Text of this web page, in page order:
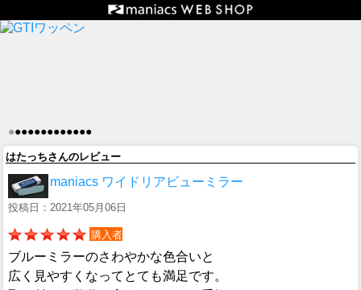
●●●●●●●●●●●●●
はたっちさんのレビュー
maniacs ワイドリアビューミラー
投稿日：2021年05月06日
購入者
ブルーミラーのさわやかな色合いと
広く見やすくなってとても満足です。